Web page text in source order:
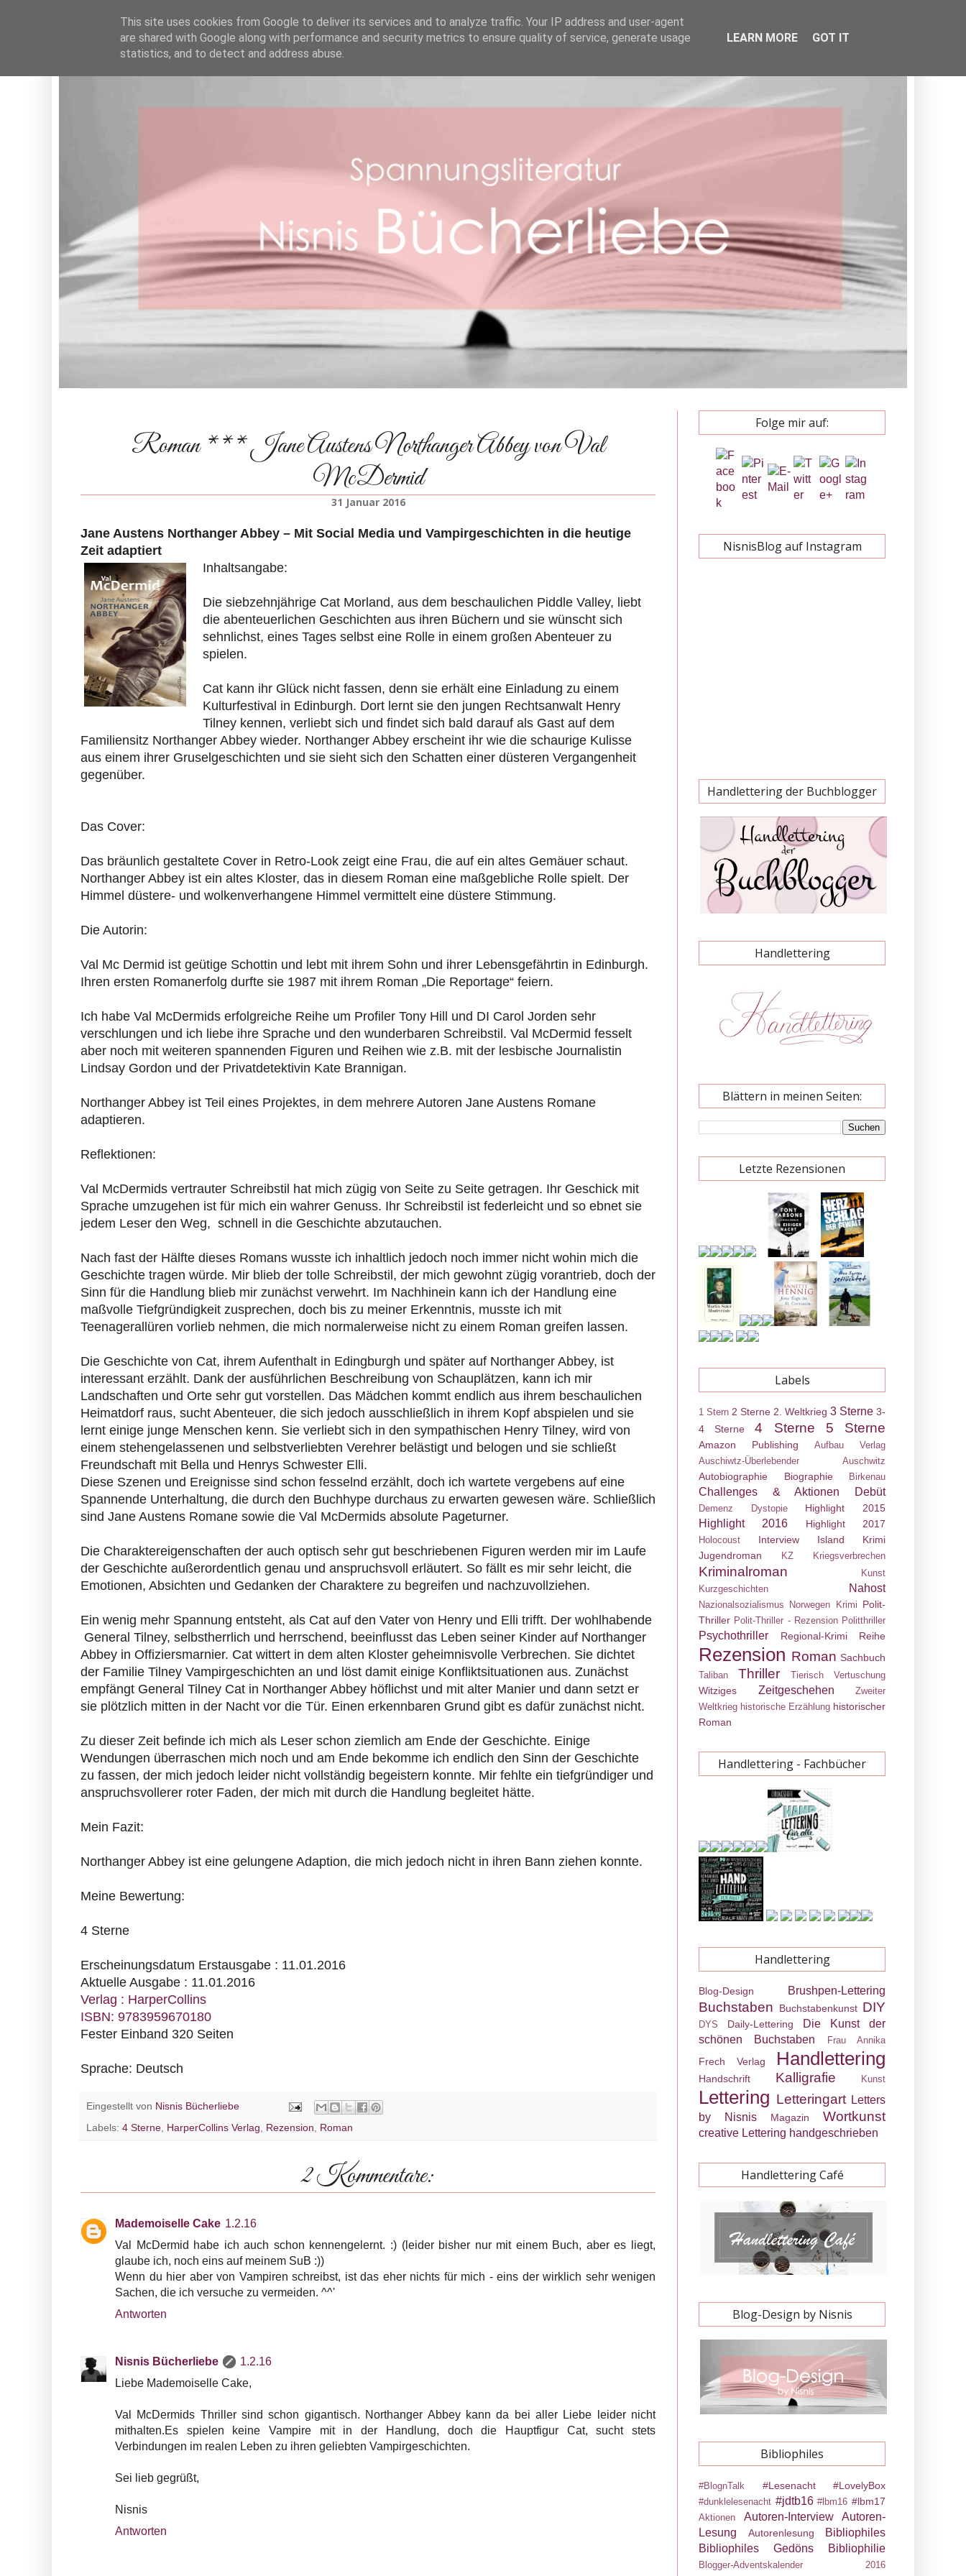
Roman *** Jane Austens Northanger Abbey von Val
McDermid
31 Januar 2016
Jane Austens Northanger Abbey – Mit Social Media und Vampirgeschichten in die heutige
Zeit adaptiert
Inhaltsangabe:
Die siebzehnjährige Cat Morland, aus dem beschaulichen Piddle Valley, liebt
die abenteuerlichen Geschichten aus ihren Büchern und sie wünscht sich
sehnlichst, eines Tages selbst eine Rolle in einem großen Abenteuer zu
spielen.
Cat kann ihr Glück nicht fassen, denn sie erhält eine Einladung zu einem
Kulturfestival in Edinburgh. Dort lernt sie den jungen Rechtsanwalt Henry
Tilney kennen, verliebt sich und findet sich bald darauf als Gast auf dem
Familiensitz Northanger Abbey wieder. Northanger Abbey erscheint ihr wie die schaurige Kulisse
aus einem ihrer Gruselgeschichten und sie sieht sich den Schatten einer düsteren Vergangenheit
gegenüber.
Das Cover:
Das bräunlich gestaltete Cover in Retro-Look zeigt eine Frau, die auf ein altes Gemäuer schaut.
Northanger Abbey ist ein altes Kloster, das in diesem Roman eine maßgebliche Rolle spielt. Der
Himmel düstere- und wolkenverhangene Himmel vermittelt eine düstere Stimmung.
Die Autorin:
Val Mc Dermid ist geütige Schottin und lebt mit ihrem Sohn und ihrer Lebensgefährtin in Edinburgh.
Ihren ersten Romanerfolg durfte sie 1987 mit ihrem Roman „Die Reportage“ feiern.
Ich habe Val McDermids erfolgreiche Reihe um Profiler Tony Hill und DI Carol Jorden sehr
verschlungen und ich liebe ihre Sprache und den wunderbaren Schreibstil. Val McDermid fesselt
aber noch mit weiteren spannenden Figuren und Reihen wie z.B. mit der lesbische Journalistin
Lindsay Gordon und der Privatdetektivin Kate Brannigan.
Northanger Abbey ist Teil eines Projektes, in dem mehrere Autoren Jane Austens Romane
adaptieren.
Reflektionen:
Val McDermids vertrauter Schreibstil hat mich zügig von Seite zu Seite getragen. Ihr Geschick mit
Sprache umzugehen ist für mich ein wahrer Genuss. Ihr Schreibstil ist federleicht und so ebnet sie
jedem Leser den Weg, schnell in die Geschichte abzutauchen.
Nach fast der Hälfte dieses Romans wusste ich inhaltlich jedoch noch immer nicht wohin mich die
Geschichte tragen würde. Mir blieb der tolle Schreibstil, der mich gewohnt zügig vorantrieb, doch der
Sinn für die Handlung blieb mir zunächst verwehrt. Im Nachhinein kann ich der Handlung eine
maßvolle Tiefgründigkeit zusprechen, doch bis zu meiner Erkenntnis, musste ich mit
Teenagerallüren vorlieb nehmen, die mich normalerweise nicht zu einem Roman greifen lassen.
Die Geschichte von Cat, ihrem Aufenthalt in Edingburgh und später auf Northanger Abbey, ist
interessant erzählt. Dank der ausführlichen Beschreibung von Schauplätzen, kann ich mir
Landschaften und Orte sehr gut vorstellen. Das Mädchen kommt endlich aus ihrem beschaulichen
Heimatdorf raus, sucht Abenteuer, die sich jedoch ausschließlich in ihrem Kopf abspielen und sie
lernt einige junge Menschen kenn. Sie verliebt sich in den sympathischen Henry Tilney, wird von
einem stehengelassenen und selbstverliebten Verehrer belästigt und belogen und sie schließt
Freundschaft mit Bella und Henrys Schwester Elli.
Diese Szenen und Ereignisse sind schon fesselnd erzählt, doch ich wartete vergebens auf eine
Spannende Unterhaltung, die durch den Buchhype durchaus zu erwarten gewesen wäre. Schließlich
sind Jane Austens Romane sowie die Val McDermids absolute Pageturner.
Die Charaktereigenschaften der auch optisch sehr gut beschriebenen Figuren werden mir im Laufe
der Geschichte außerordentlich genau und anspruchsvoll erläutert. So fällt es mir sehr leicht, die
Emotionen, Absichten und Gedanken der Charaktere zu begreifen und nachzuvollziehen.
Ein wenig mehr Spannung entsteht, als Cat auf den Vater von Henry und Elli trifft. Der wohlhabende
General Tilney, selbstherrlich und herrschend, beeinflusst das Leben seiner Kinder auf Northanger
Abbey in Offiziersmarnier. Cat wittert in dem alten Kloster geheimnisvolle Verbrechen. Sie dichtet
der Familie Tilney Vampirgeschichten an und löst damit einige Konfliktsituationen aus. Zunächst
empfängt General Tilney Cat in Northanger Abbey höflichst und mit alter Manier und dann setzt er
sie plötzlich mitten in der Nacht vor die Tür. Einen erkennbaren Grund gibt es dafür zunächst nicht.
Zu dieser Zeit befinde ich mich als Leser schon ziemlich am Ende der Geschichte. Einige
Wendungen überraschen mich noch und am Ende bekomme ich endlich den Sinn der Geschichte
zu fassen, der mich jedoch leider nicht vollständig begeistern konnte. Mir fehlte ein tiefgründiger und
anspruchsvollerer roter Faden, der mich mit durch die Handlung begleitet hätte.
Mein Fazit:
Northanger Abbey ist eine gelungene Adaption, die mich jedoch nicht in ihren Bann ziehen konnte.
Meine Bewertung:
4 Sterne
Erscheinungsdatum Erstausgabe : 11.01.2016
Aktuelle Ausgabe : 11.01.2016
Verlag : HarperCollins
ISBN: 9783959670180
Fester Einband 320 Seiten
Sprache: Deutsch
Eingestellt von Nisnis Bücherliebe
Labels: 4 Sterne HarperCollins Verlag Rezension Roman
2 Kommentare:
Mademoiselle Cake 1.2.16
Val McDermid habe ich auch schon kennengelernt. :) (leider bisher nur mit einem Buch, aber es liegt,
glaube ich, noch eins auf meinem SuB :))
Wenn du hier aber von Vampiren schreibst, ist das eher nichts für mich - eins der wirklich sehr wenigen
Sachen, die ich versuche zu vermeiden. ^^'
Antworten
Nisnis Bücherliebe
1.2.16
Liebe Mademoiselle Cake,
Val McDermids Thriller sind schon gigantisch. Northanger Abbey kann da bei aller Liebe leider nicht
mithalten.Es spielen keine Vampire mit in der Handlung, doch die Hauptfigur Cat, sucht stets
Verbindungen im realen Leben zu ihren geliebten Vampirgeschichten.
Sei lieb gegrüßt,
Nisnis
Antworten
Folge mir auf:
NisnisBlog auf Instagram
Handlettering der Buchblogger
Handlettering
Blättern in meinen Seiten:
Letzte Rezensionen
Labels
1 Stern 2 Sterne 2. Weltkrieg 3 Sterne 3-
4 Sterne
4 Sterne 5 Sterne
Amazon Publishing
Aufbau Verlag
Auschiwtz-Überlebender
Auschwitz
Autobiographie Biographie Birkenau
Challenges & Aktionen Debüt
Demenz Dystopie Highlight 2015
Highlight 2016 Highlight 2017
Holocoust Interview
Island Krimi
Jugendroman
KZ Kriegsverbrechen
Kriminalroman
Kunst
Kurzgeschichten
Nahost
Nazionalsozialismus Norwegen Krimi Polit-
Thriller Polit-Thriller - Rezension Politthriller
Psychothriller Regional-Krimi Reihe
Rezension Roman Sachbuch
Taliban Thriller Tierisch Vertuschung
Witziges Zeitgeschehen
Zweiter
Weltkrieg historische Erzählung historischer
Roman
Handlettering - Fachbücher
Handlettering
Blog-Design Brushpen-Lettering
Buchstaben Buchstabenkunst DIY
DYS Daily-Lettering
Die Kunst der
schönen Buchstaben
Frau Annika
Frech Verlag Handlettering
Handschrift Kalligrafie Kunst
Lettering Letteringart Letters
by Nisnis
Magazin Wortkunst
creative Lettering handgeschrieben
Handlettering Café
Blog-Design by Nisnis
Bibliophiles
#BlognTalk #Lesenacht #LovelyBox
#dunklelesenacht #jdtb16 #lbm16 #lbm17
Aktionen Autoren-Interview
Autoren-
Lesung
Autorenlesung
Bibliophiles
Bibliophiles Gedöns
Bibliophilie
Blogger-Adventskalender 2016
This site uses cookies from Google to deliver its services and to analyze traffic. Your IP address and user-agent
are shared with Google along with performance and security metrics to ensure quality of service, generate usage
statistics, and to detect and address abuse.
LEARN MORE GOT IT